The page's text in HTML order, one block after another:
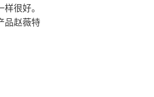
很好。
品赵薇特